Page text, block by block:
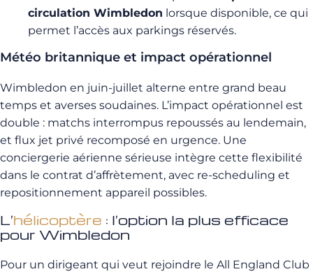
circulation Wimbledon lorsque disponible, ce qui
permet l’accès aux parkings réservés.
Météo britannique et impact opérationnel
Wimbledon en juin-juillet alterne entre grand beau
temps et averses soudaines. L’impact opérationnel est
double : matchs interrompus repoussés au lendemain,
et flux jet privé recomposé en urgence. Une
conciergerie aérienne sérieuse intègre cette flexibilité
dans le contrat d’affrètement, avec re-scheduling et
repositionnement appareil possibles.
L’hélicoptère : l’option la plus efficace
pour Wimbledon
Pour un dirigeant qui veut rejoindre le All England Club